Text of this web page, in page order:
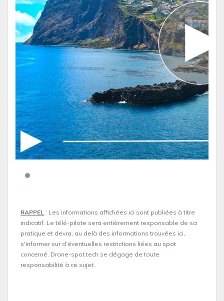
RAPPEL : Les informations affichées ici sont publiées à titre
indicatif. Le télé-pilote sera entièrement responsable de sa
pratique et devra, au delà des informations trouvées ici,
s'informer sur d’éventuelles restrictions liées au spot
concerné. Drone-spot.tech se dégage de toute
responsabilité à ce sujet.